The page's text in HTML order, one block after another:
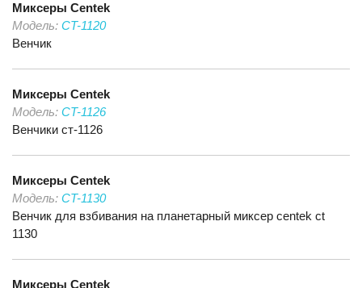
Миксеры Centek
Модель: CT-1120
Венчик
Миксеры Centek
Модель: CT-1126
Венчики ст-1126
Миксеры Centek
Модель: CT-1130
Венчик для взбивания на планетарный миксер centek ct
1130
Миксеры Centek